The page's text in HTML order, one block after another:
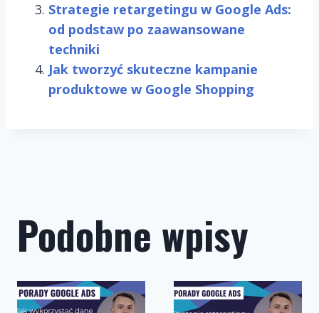
Strategie retargetingu w Google Ads:
od podstaw po zaawansowane
techniki
Jak tworzyć skuteczne kampanie
produktowe w Google Shopping
Podobne wpisy